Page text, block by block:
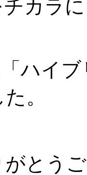
カラ
ハイ
。
とう